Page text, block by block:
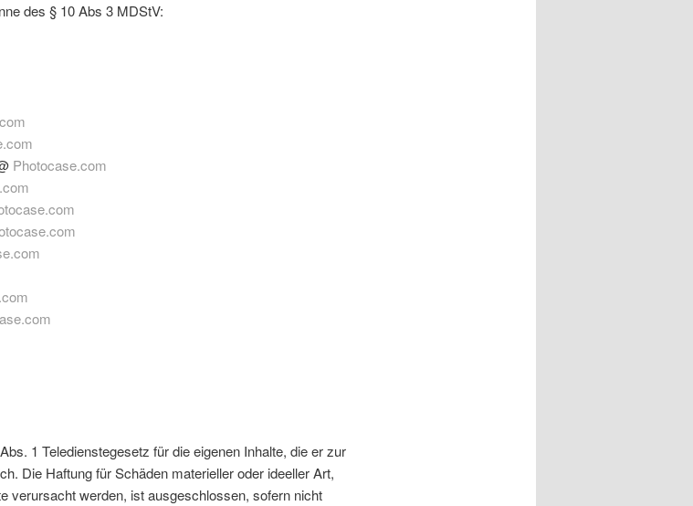
des § 10 Abs 3 MDStV:
Photocase.com
1 Teledienstegesetz für die eigenen Inhalte, die er zur
Die Haftung für Schäden materieller oder ideeller Art,
verursacht werden, ist ausgeschlossen, sofern nicht